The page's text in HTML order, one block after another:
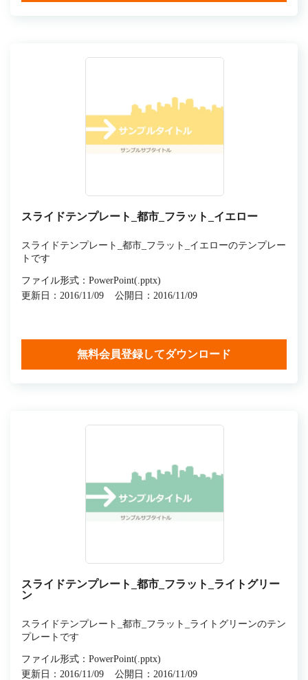
スライドテンプレート_都市_フラット_イエロー
スライドテンプレート_都市_フラット_イエローのテンプレー
トです
ファイル形式：PowerPoint(.pptx)
更新日：2016/11/09
公開日：2016/11/09
無料会員登録してダウンロード
スライドテンプレート_都市_フラット_ライトグリー
ン
スライドテンプレート_都市_フラット_ライトグリーンのテン
プレートです
ファイル形式：PowerPoint(.pptx)
更新日：2016/11/09
公開日：2016/11/09